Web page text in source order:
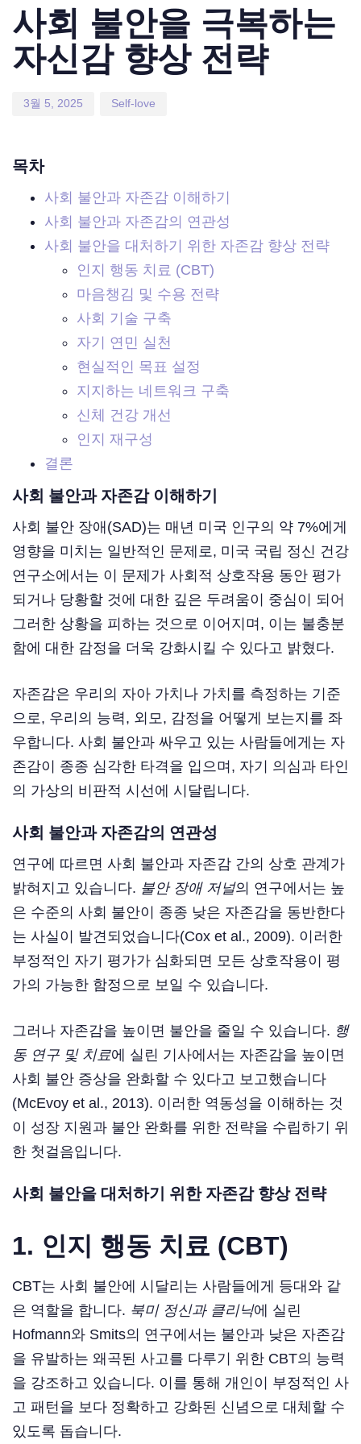
사회 불안을 극복하는
자신감 향상 전략
3월 5, 2025 Self-love
목차
사회 불안과 자존감 이해하기
사회 불안과 자존감의 연관성
사회 불안을 대처하기 위한 자존감 향상 전략
인지 행동 치료 (CBT)
마음챙김 및 수용 전략
사회 기술 구축
자기 연민 실천
현실적인 목표 설정
지지하는 네트워크 구축
신체 건강 개선
인지 재구성
결론
사회 불안과 자존감 이해하기
사회 불안 장애(SAD)는 매년 미국 인구의 약 7%에게
영향을 미치는 일반적인 문제로, 미국 국립 정신 건강
연구소에서는 이 문제가 사회적 상호작용 동안 평가
되거나 당황할 것에 대한 깊은 두려움이 중심이 되어
그러한 상황을 피하는 것으로 이어지며, 이는 불충분
함에 대한 감정을 더욱 강화시킬 수 있다고 밝혔다.
자존감은 우리의 자아 가치나 가치를 측정하는 기준
으로, 우리의 능력, 외모, 감정을 어떻게 보는지를 좌
우합니다. 사회 불안과 싸우고 있는 사람들에게는 자
존감이 종종 심각한 타격을 입으며, 자기 의심과 타인
의 가상의 비판적 시선에 시달립니다.
사회 불안과 자존감의 연관성
연구에 따르면 사회 불안과 자존감 간의 상호 관계가
밝혀지고 있습니다. 불안 장애 저널의 연구에서는 높
은 수준의 사회 불안이 종종 낮은 자존감을 동반한다
는 사실이 발견되었습니다(Cox et al., 2009). 이러한
부정적인 자기 평가가 심화되면 모든 상호작용이 평
가의 가능한 함정으로 보일 수 있습니다.
그러나 자존감을 높이면 불안을 줄일 수 있습니다. 행
동 연구 및 치료에 실린 기사에서는 자존감을 높이면
사회 불안 증상을 완화할 수 있다고 보고했습니다
(McEvoy et al., 2013). 이러한 역동성을 이해하는 것
이 성장 지원과 불안 완화를 위한 전략을 수립하기 위
한 첫걸음입니다.
사회 불안을 대처하기 위한 자존감 향상 전략
1. 인지 행동 치료 (CBT)
CBT는 사회 불안에 시달리는 사람들에게 등대와 같
은 역할을 합니다. 북미 정신과 클리닉에 실린
Hofmann와 Smits의 연구에서는 불안과 낮은 자존감
을 유발하는 왜곡된 사고를 다루기 위한 CBT의 능력
을 강조하고 있습니다. 이를 통해 개인이 부정적인 사
고 패턴을 보다 정확하고 강화된 신념으로 대체할 수
있도록 돕습니다.